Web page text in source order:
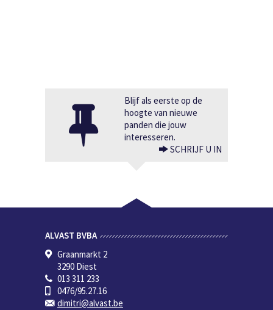
Blijf als eerste op de
hoogte van nieuwe
panden die jouw
interesseren.
SCHRIJF U IN
ALVAST BVBA
Graanmarkt 2
3290 Diest
013 311 233
0476/95.27.16
dimitri@alvast.be